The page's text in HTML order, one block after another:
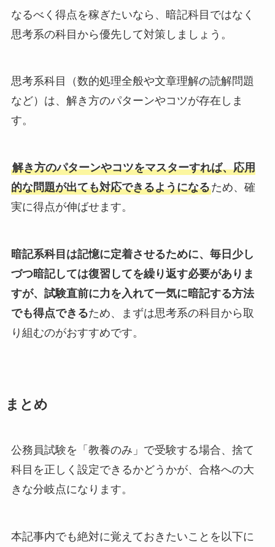
なるべく得点を稼ぎたいなら、暗記科目ではなく
思考系の科目から優先して対策しましょう。
思考系科目（数的処理全般や文章理解の読解問題
など）は、解き方のパターンやコツが存在しま
す。
解き方のパターンやコツをマスターすれば、応用
的な問題が出ても対応できるようになるため、確
実に得点が伸ばせます。
暗記系科目は記憶に定着させるために、毎日少し
づつ暗記しては復習してを繰り返す必要がありま
すが、試験直前に力を入れて一気に暗記する方法
でも得点できるため、まずは思考系の科目から取
り組むのがおすすめです。
まとめ
公務員試験を「教養のみ」で受験する場合、捨て
科目を正しく設定できるかどうかが、合格への大
きな分岐点になります。
本記事内でも絶対に覚えておきたいことを以下に